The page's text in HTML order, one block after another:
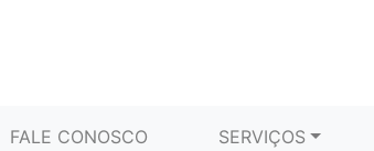
FALE CONOSCO SERVIÇOS